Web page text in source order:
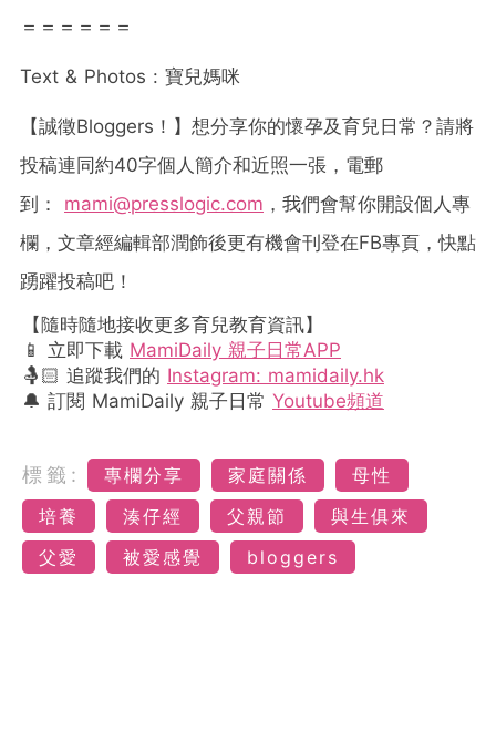
＝＝＝＝＝＝
Text & Photos : 寶兒媽咪
【誠徵Bloggers ！】想分享你的懷孕及育兒日常？請將
投稿連同約40字個人簡介和近照一張，電郵
到：
mami@presslogic.com ，我們會幫你開設個人專
欄，文章經編輯部潤飾後更有機會刊登在FB專頁，快點
踴躍投稿吧！
【隨時隨地接收更多育兒教育資訊】
📱 立即下載 MamiDaily 親子日常APP
🤱🏻 追蹤我們的 Instagram: mamidaily.hk
🔔 訂閱 MamiDaily 親子日常 Youtube頻道
標籤: 專欄分享 家庭關係
母性
培養
湊仔經 父親節
與生俱來
父愛
被愛感覺 bloggers